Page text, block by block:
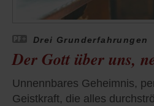
Drei Grunderfahrungen
Der Gott über uns,
Unnennbares Geheimnis,
Geistkraft, die alles